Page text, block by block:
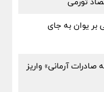
یوان به جای
صادرات آرمانی» واریز